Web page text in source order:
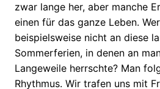
zwar lange her, aber manche
einen für das ganze Leben.
beispielsweise nicht an diese
Sommerferien, in denen an
Langeweile herrschte? Man
Rhythmus. Wir trafen uns mit